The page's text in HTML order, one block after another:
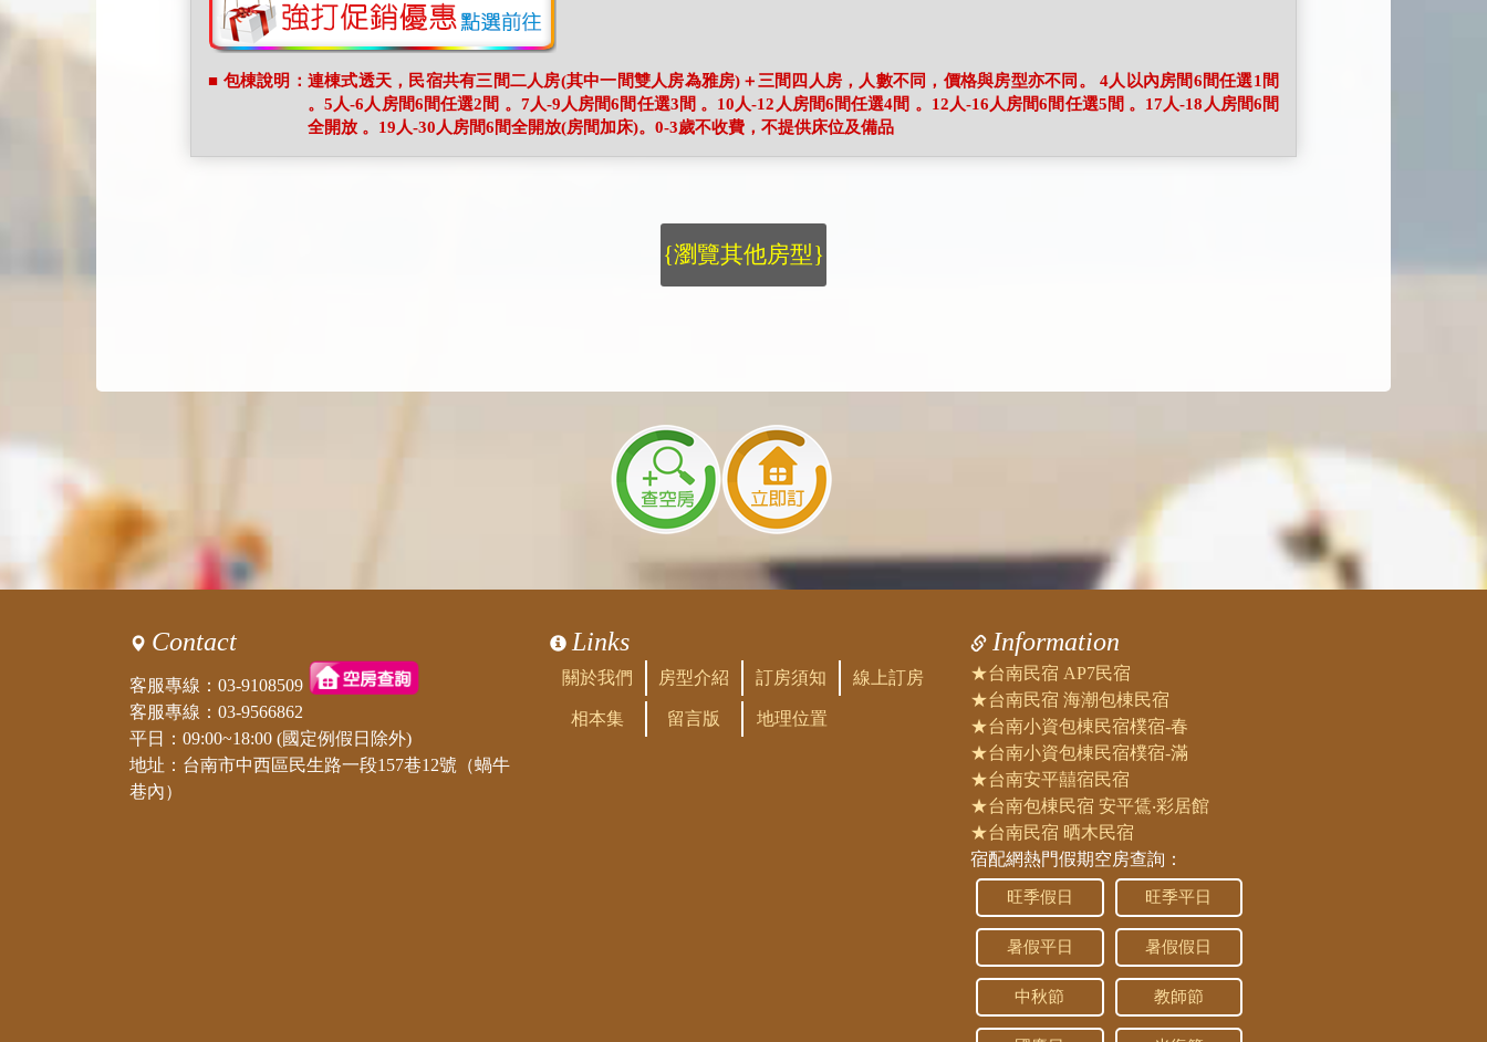
■ 包棟說明：連棟式透天，民宿共有三間二人房(其中一間雙人房為雅房)＋三間四人房，人數不同，價格與房型亦不同。 4人以內房間6間任選1間
。5人-6人房間6間任選2間 。7人-9人房間6間任選3間 。10人-12人房間6間任選4間 。12人-16人房間6間任選5間 。17人-18人房間6間
全開放 。19人-30人房間6間全開放(房間加床)。0-3歲不收費，不提供床位及備品
{瀏覽其他房型}
Contact
客服專線： 03-9108509
客服專線： 03-9566862
平日：09:00~18:00 (國定例假日除外)
地址：台南市中西區民生路一段157巷12號（蝸牛
巷內）
Links
關於我們 房型介紹 訂房須知 線上訂房
相本集 留言版 地理位置
Information
★台南民宿 AP7民宿
★台南民宿 海潮包棟民宿
★台南小資包棟民宿樸宿-春
★台南小資包棟民宿樸宿-滿
★台南安平囍宿民宿
★台南包棟民宿 安平鵀‧彩居館
★台南民宿 晒木民宿
宿配網熱門假期空房查詢：
旺季假日 旺季平日
暑假平日 暑假假日
中秋節 教師節